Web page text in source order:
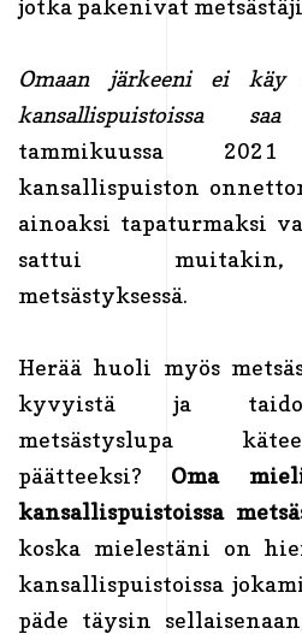
jotka pakenivat
Omaan järkeeni ei käy
kansallispuistoissa saa
tammikuussa
kansallispuiston
ainoaksi tapaturmaksi
sattui muitakin,
metsästyksessä.
Herää huoli myös
kyvyistä ja
metsästyslupa
päätteeksi? Oma
kansallispuistoissa
koska mielestäni on
kansallispuistoissa
päde täysin